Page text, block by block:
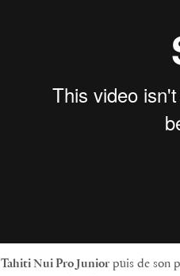
Tahiti Nui Pro Junior puis de son